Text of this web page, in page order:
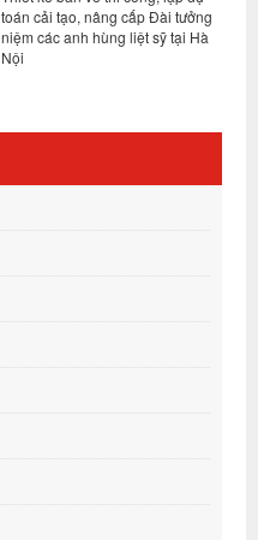
toán cải tạo, nâng cấp Đài tưởng
niệm các anh hùng liệt sỹ tại Hà
Nội